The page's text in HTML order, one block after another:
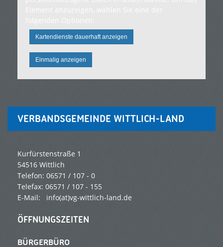
Kartendienste dauerhaft anzeigen
Einmalig anzeigen
VERBANDSGEMEINDE WITTLICH-LAND
Kurfürstenstraße 1
54516 Wittlich
Telefon: 06571 / 107 - 0
Telefax: 06571 / 107 - 155
E-Mail: info(at)vg-wittlich-land.de
ÖFFNUNGSZEITEN
BÜRGERBÜRO